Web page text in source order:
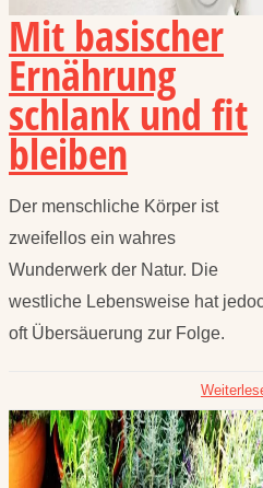
Mit basischer
Ernährung
schlank und fit
bleiben
Der menschliche Körper ist
zweifellos ein wahres
Wunderwerk der Natur. Die
westliche Lebensweise hat
oft Übersäuerung zur Folge.